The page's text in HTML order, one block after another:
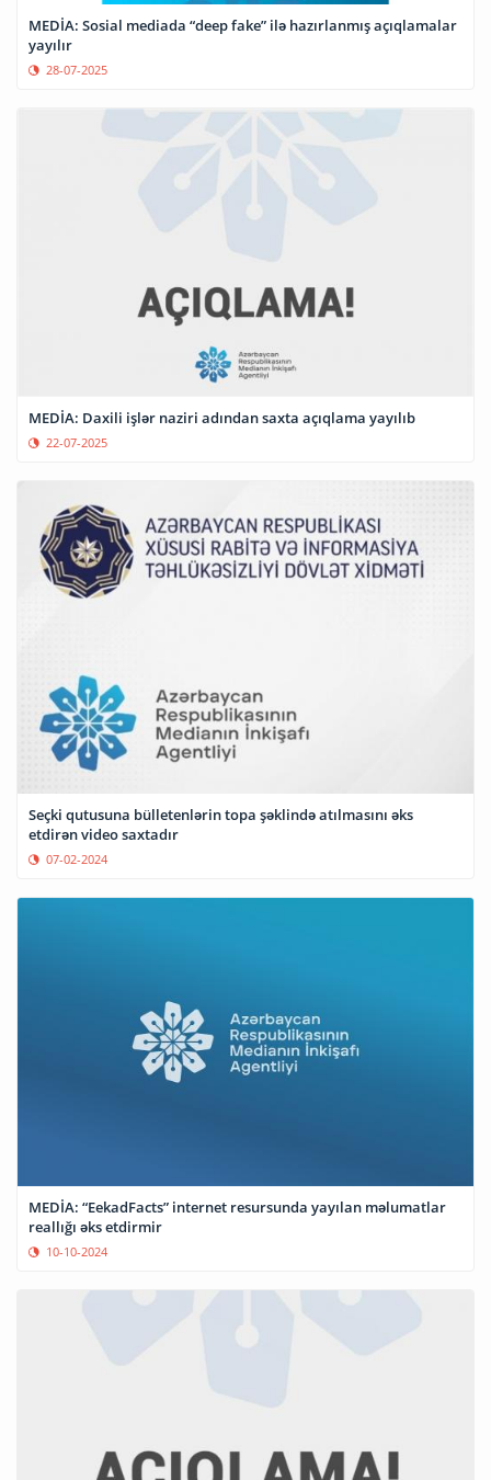
MEDİA: Sosial mediada “deep fake” ilə hazırlanmış açıqlamalar
yayılır
28-07-2025
MEDİA: Daxili işlər naziri adından saxta açıqlama yayılıb
22-07-2025
Seçki qutusuna bülletenlərin topa şəklində atılmasını əks
etdirən video saxtadır
07-02-2024
MEDİA: “EekadFacts” internet resursunda yayılan məlumatlar
reallığı əks etdirmir
10-10-2024